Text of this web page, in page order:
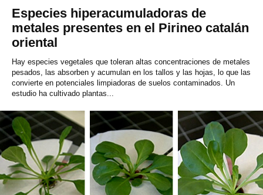
Especies hiperacumuladoras de
metales presentes en el Pirineo catalán
oriental
Hay especies vegetales que toleran altas concentraciones de metales
pesados, las absorben y acumulan en los tallos y las hojas, lo que las
convierte en potenciales limpiadoras de suelos contaminados. Un
estudio ha cultivado plantas...